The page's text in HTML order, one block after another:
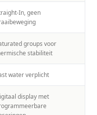
In, geen
groups voor
stabiliteit
water verplicht
display met